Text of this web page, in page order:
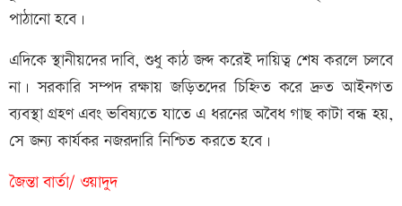
পাঠানো হবে।
এদিকে স্থানীয়দের দাবি, শুধু কাঠ জব্দ করেই দায়িত্ব শেষ করলে চলবে
না। সরকারি সম্পদ রক্ষায় জড়িতদের চিহ্নিত করে দ্রুত আইনগত
ব্যবস্থা গ্রহণ এবং ভবিষ্যতে যাতে এ ধরনের অবৈধ গাছ কাটা বন্ধ হয়,
সে জন্য কার্যকর নজরদারি নিশ্চিত করতে হবে।
জৈন্তা বার্তা/ ওয়াদুদ